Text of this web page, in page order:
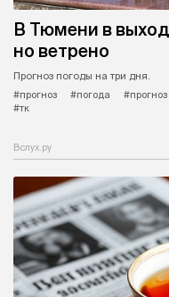
В Тюмени в
но ветрено
Прогноз погоды на три дня.
#прогноз
#погода
#тк
Вслух.ру